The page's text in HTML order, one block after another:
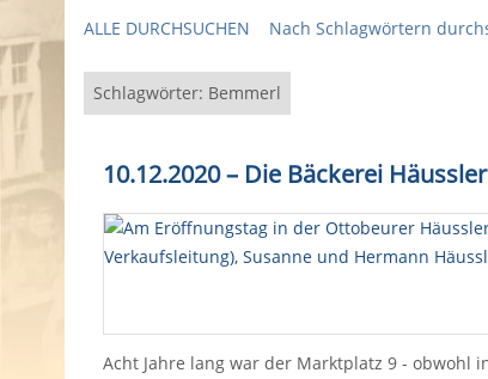
u
p
e
ALLE DURCHSUCHEN Nach Schlagwörtern
Schlagwörter: Bemmerl
10.12.2020 – Die Bäckerei
Acht Jahre lang war der Marktplatz 9 - obwohl